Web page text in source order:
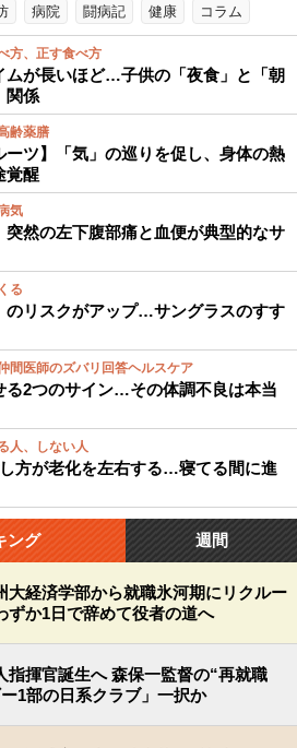
病院 闘病記 健康 コラム
方、正す食べ方
ムが長いほど…子供の「夜食」と「朝
関係
齢薬膳
ーツ】「気」の巡りを促し、身体の熱
覚醒
気
突然の左下腹部痛と血便が典型的なサ
る
のリスクがアップ…サングラスのすす
間医師のズバリ回答ヘルスケア
る2つのサイン…その体調不良は本当
人、しない人
し方が老化を左右する…寝てる間に進
ング 週間
大経済学部から就職氷河期にリクルー
ずか1日で辞めて役者の道へ
指揮官誕生へ 森保一監督の“再就職
1部の日系クラブ」一択か